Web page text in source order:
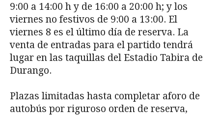
9:00 a 14:00 h y de 16:00 a 20:00 h; y los
viernes no festivos de 9:00 a 13:00. El
viernes 8 es el último día de reserva. La
venta de entradas para el partido tendrá
lugar en las taquillas del Estadio Tabira de
Durango.
Plazas limitadas hasta completar aforo de
autobús por riguroso orden de reserva,